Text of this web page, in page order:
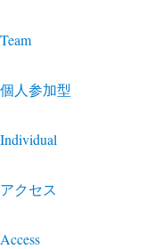
Team
個人参加型
Individual
アクセス
Access